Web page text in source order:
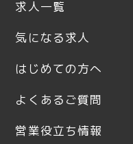
求人一覧
気になる求人
はじめての方へ
よくあるご質問
営業役立ち情報